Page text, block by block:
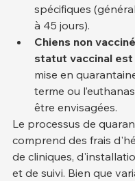
spécifiques
à 45 jours).
Chiens non
statut vaccinal est
mise en
terme ou
être envisagées.
Le processus de
comprend des frais
de cliniques,
et de suivi. Bien que